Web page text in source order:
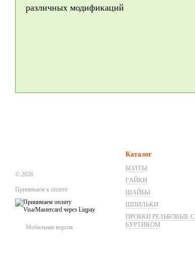
различных модификаций
© 2026
Принимаем к оплате
Мобильная версия
Каталог
БОЛТЫ
ГАЙКИ
ШАЙБЫ
ШПИЛЬКИ
ПРОБКИ РЕЗЬБОВЫЕ С
БУРТИКОМ